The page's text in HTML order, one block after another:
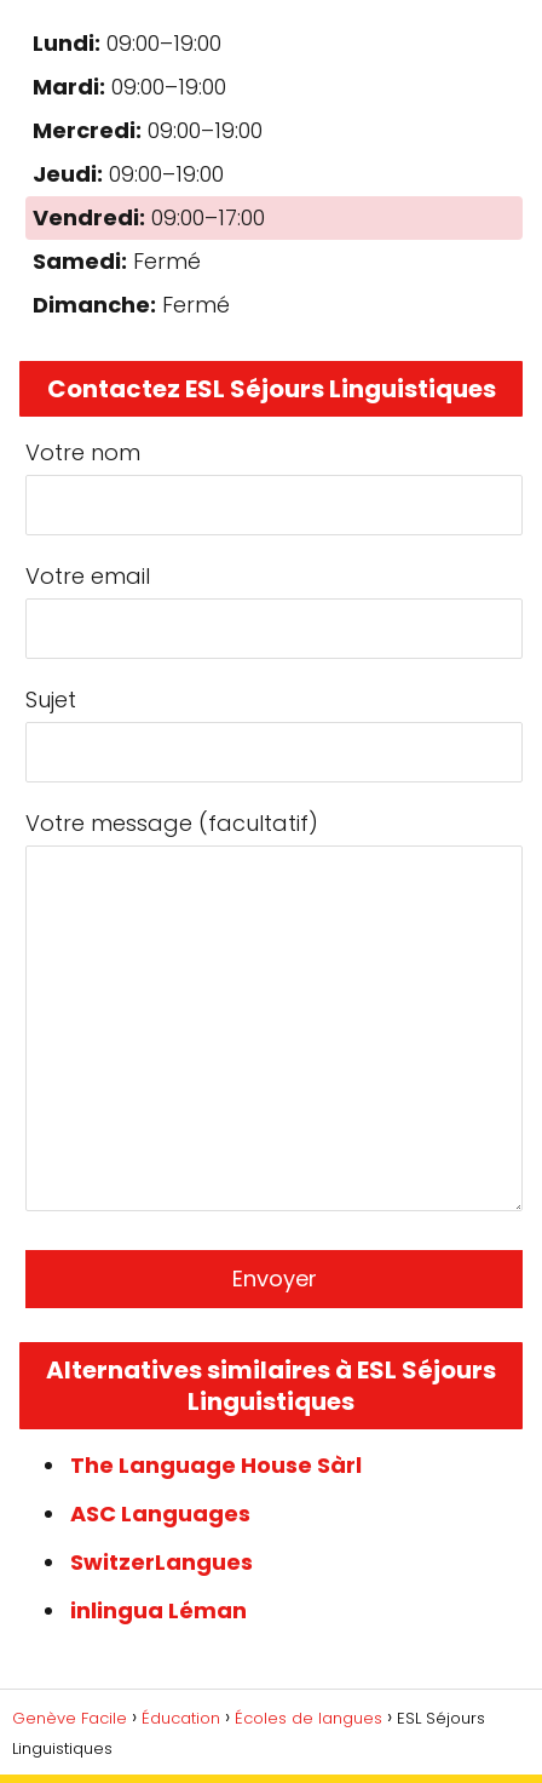
Lundi: 09:00–19:00
Mardi: 09:00–19:00
Mercredi: 09:00–19:00
Jeudi: 09:00–19:00
Vendredi: 09:00–17:00
Samedi: Fermé
Dimanche: Fermé
Contactez ESL Séjours Linguistiques
Votre nom
Votre email
Sujet
Votre message (facultatif)
Alternatives similaires à ESL Séjours
Linguistiques
The Language House Sàrl
ASC Languages
SwitzerLangues
inlingua Léman
Genève Facile Éducation Écoles de langues
ESL Séjours
Linguistiques